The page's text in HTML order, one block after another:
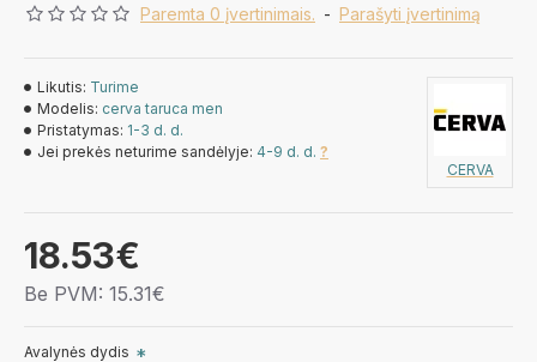
Paremta 0 įvertinimais. - Parašyti įvertinimą
18.53€
Be PVM: 15.31€
Likutis: Turime
Modelis: cerva taruca men
Pristatymas: 1-3 d. d.
Jei prekės neturime sandėlyje: 4-9 d. d. ?
CERVA
Avalynės dydis